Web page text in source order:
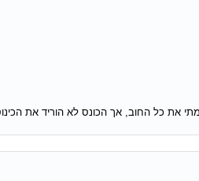
את כל החוב, אך הכונס לא הוריד את